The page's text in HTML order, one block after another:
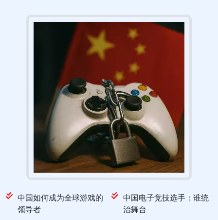
中国如何成为全球游戏的
领导者
中国电子竞技选手：谁统
治舞台